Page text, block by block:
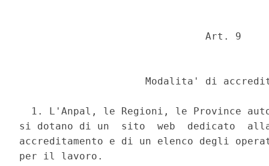
                               Art. 9
Modalita' di
1. L'Anpal, le Regioni, le Province
si dotano di un  sito  web  dedicato
accreditamento e di un elenco degli